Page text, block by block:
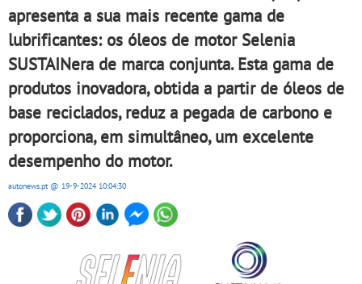
apresenta a sua mais recente gama de
lubrificantes: os óleos de motor Selenia
SUSTAINera de marca conjunta. Esta gama de
produtos inovadora, obtida a partir de óleos de
base reciclados, reduz a pegada de carbono e
proporciona, em simultâneo, um excelente
desempenho do motor.
autonews.pt @ 19-9-202410:04:30